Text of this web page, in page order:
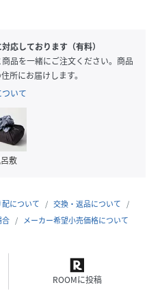
トップは大人が着やすいシル
としても重宝する1枚です。
ュアルウエア。
しく人生を楽しむ”
てる
テム
い
＊＊＊＊＊＊＊＊
り
応しております（有料）
品を一緒にご注文ください。商品
所にお届けします。
いて
敷
配について
交換・返品について
合
メーカー希望小売価格について
ROOMに投稿